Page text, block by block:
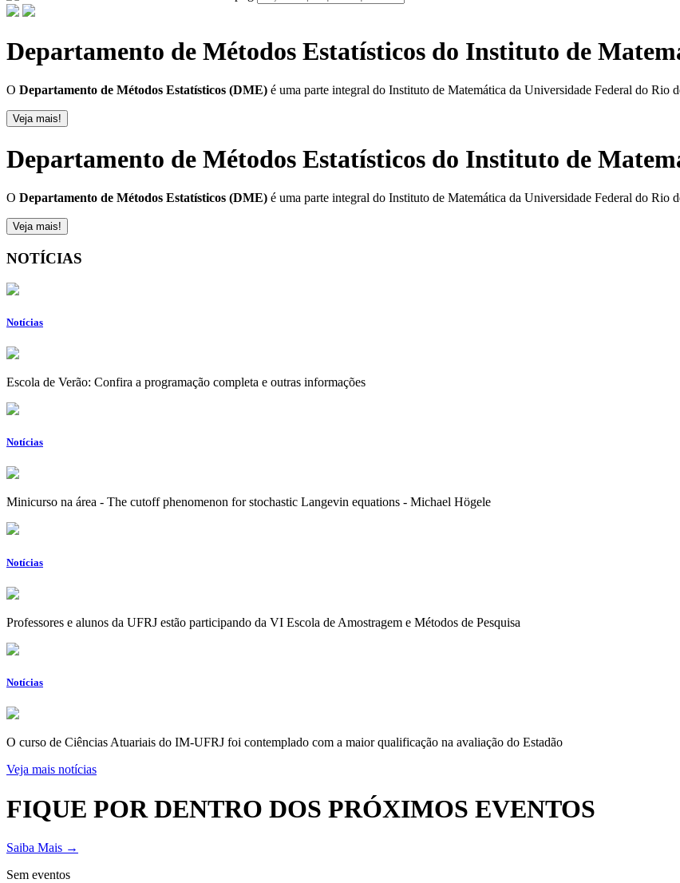
Departamento de Métodos Estatísticos do Instituto de
O Departamento de Métodos Estatísticos (DME) é uma parte integral do Instituto de Matemática da Universidade Federal do Rio
Veja mais!
Departamento de Métodos Estatísticos do Instituto de
O Departamento de Métodos Estatísticos (DME) é uma parte integral do Instituto de Matemática da Universidade Federal do Rio
Veja mais!
NOTÍCIAS
Notícias
Escola de Verão: Confira a programação completa e outras informações
Notícias
Minicurso na área - The cutoff phenomenon for stochastic Langevin equations - Michael Högele
Notícias
Professores e alunos da UFRJ estão participando da VI Escola de Amostragem e Métodos de Pesquisa
Notícias
O curso de Ciências Atuariais do IM-UFRJ foi contemplado com a maior qualificação na avaliação do Estadão
Veja mais notícias
FIQUE POR DENTRO DOS PRÓXIMOS EVENTOS
Saiba Mais →
Sem eventos